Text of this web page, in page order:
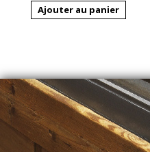
Ajouter au panier